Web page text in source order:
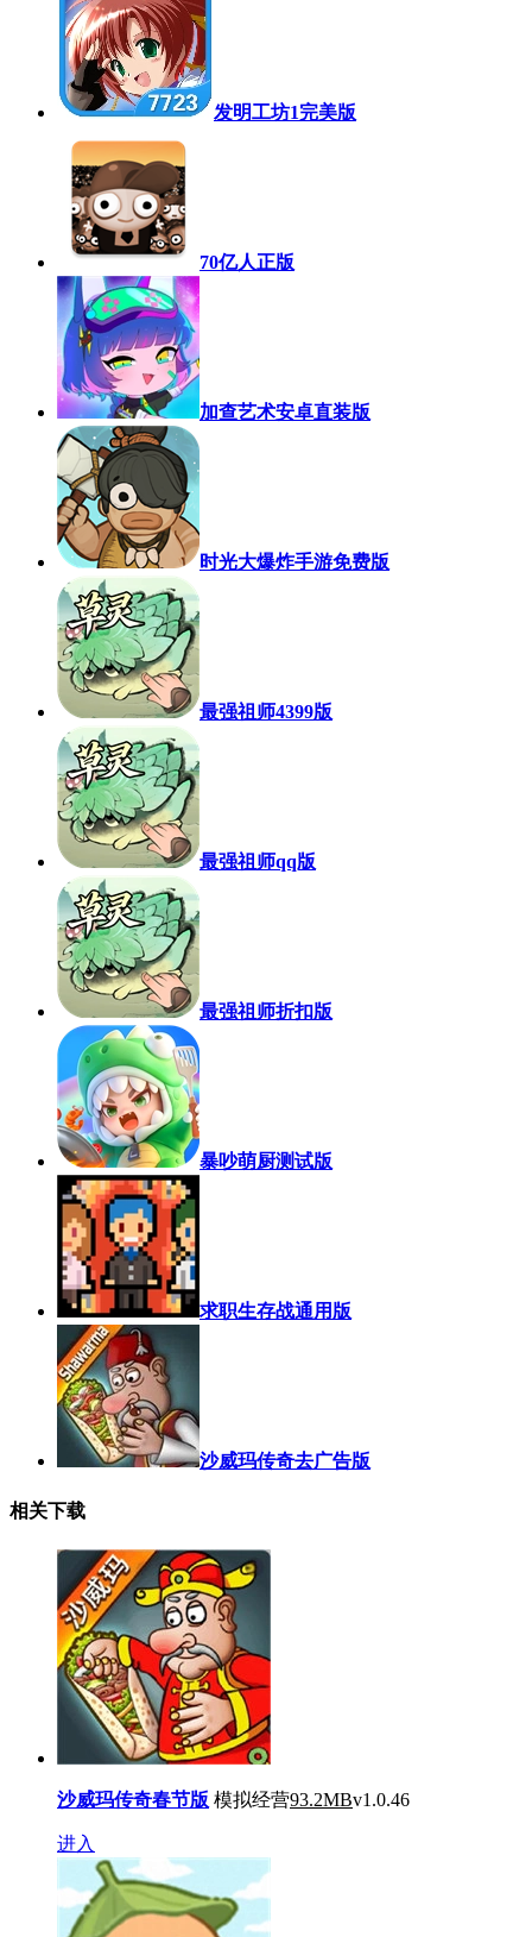
发明工坊1完美版
70亿人正版
加查艺术安卓直装版
时光大爆炸手游免费版
最强祖师4399版
最强祖师qq版
最强祖师折扣版
暴吵萌厨测试版
求职生存战通用版
沙威玛传奇去广告版
相关下载
沙威玛传奇春节版 模拟经营93.2MBv1.0.46
进入